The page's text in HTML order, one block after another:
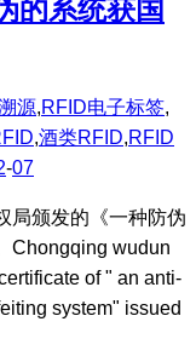
的系统获国
源,RFID电子标签,
,酒类RFID,RFID
-07
局颁发的《一种防伪
Chongqing wudun
of " an anti-
system" issued